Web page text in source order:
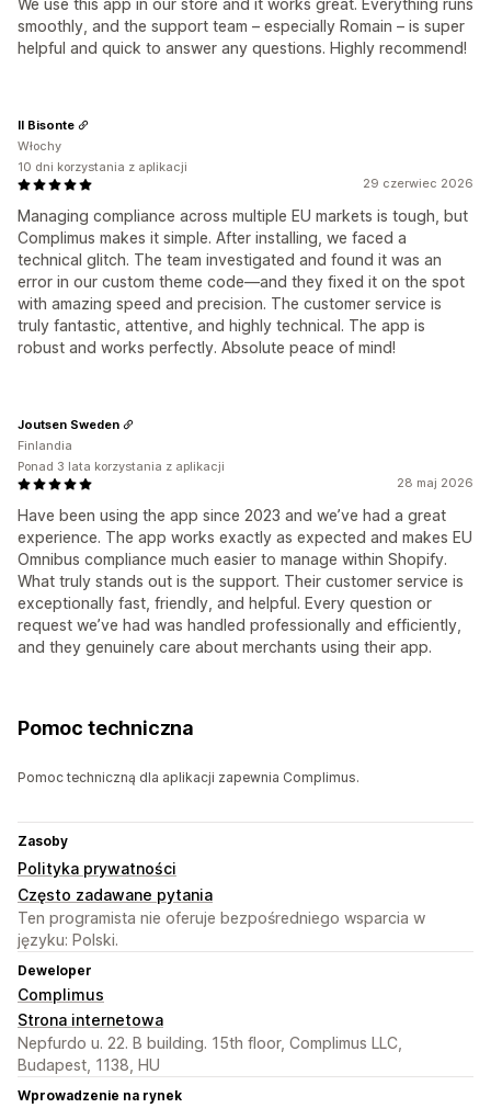
We use this app in our store and it works great. Everything runs
smoothly, and the support team – especially Romain – is super
helpful and quick to answer any questions. Highly recommend!
29 czerwiec 2026
Managing compliance across multiple EU markets is tough, but
Complimus makes it simple. After installing, we faced a
technical glitch. The team investigated and found it was an
error in our custom theme code—and they fixed it on the spot
with amazing speed and precision. The customer service is
truly fantastic, attentive, and highly technical. The app is
robust and works perfectly. Absolute peace of mind!
Il Bisonte
Włochy
10 dni korzystania z aplikacji
28 maj 2026
Have been using the app since 2023 and we’ve had a great
experience. The app works exactly as expected and makes EU
Omnibus compliance much easier to manage within Shopify.
What truly stands out is the support. Their customer service is
exceptionally fast, friendly, and helpful. Every question or
request we’ve had was handled professionally and efficiently,
and they genuinely care about merchants using their app.
Joutsen Sweden
Finlandia
Ponad 3 lata korzystania z aplikacji
Pomoc techniczna
Pomoc techniczną dla aplikacji zapewnia Complimus.
Zasoby
Polityka prywatności
Często zadawane pytania
Ten programista nie oferuje bezpośredniego wsparcia w
języku: Polski.
Deweloper
Complimus
Strona internetowa
Nepfurdo u. 22. B building. 15th floor, Complimus LLC,
Budapest, 1138, HU
Wprowadzenie na rynek